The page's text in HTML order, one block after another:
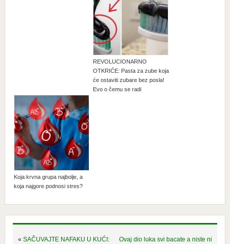
REVOLUCIONARNO
OTKRIĆE: Pasta za zube koja
će ostaviti zubare bez posla!
Evo o čemu se radi
Koja krvna grupa najbolje, a
koja najgore podnosi stres?
« SAČUVAJTE NAFAKU U KUĆI:
Ovaj dio luka svi bacate a niste ni